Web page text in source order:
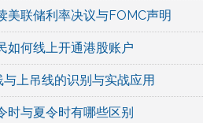
美联储利率决议与FOMC声明
如何线上开通港股账户
上吊线的识别与实战应用
时与夏令时有哪些区别